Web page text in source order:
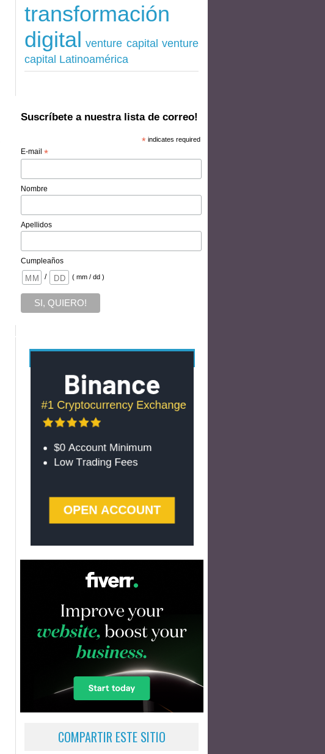
transformación
digital venture capital venture
capital Latinoamérica
Suscríbete a nuestra lista de correo!
*indicates required
E-mail*
Nombre
Apellidos
Cumpleaños
/
( mm / dd )
COMPARTIR ESTE SITIO